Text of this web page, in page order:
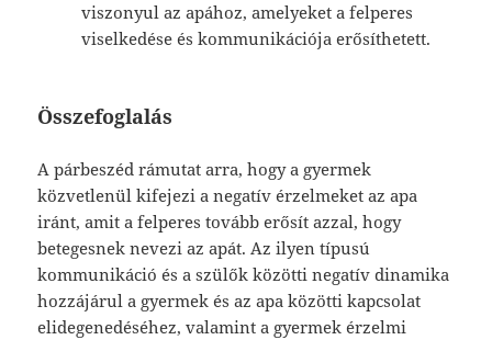
viszonyul az apához, amelyeket a felperes
viselkedése és kommunikációja erősíthetett.
Összefoglalás
A párbeszéd rámutat arra, hogy a gyermek
közvetlenül kifejezi a negatív érzelmeket az apa
iránt, amit a felperes tovább erősít azzal, hogy
betegesnek nevezi az apát. Az ilyen típusú
kommunikáció és a szülők közötti negatív dinamika
hozzájárul a gyermek és az apa közötti kapcsolat
elidegenedéséhez, valamint a gyermek érzelmi